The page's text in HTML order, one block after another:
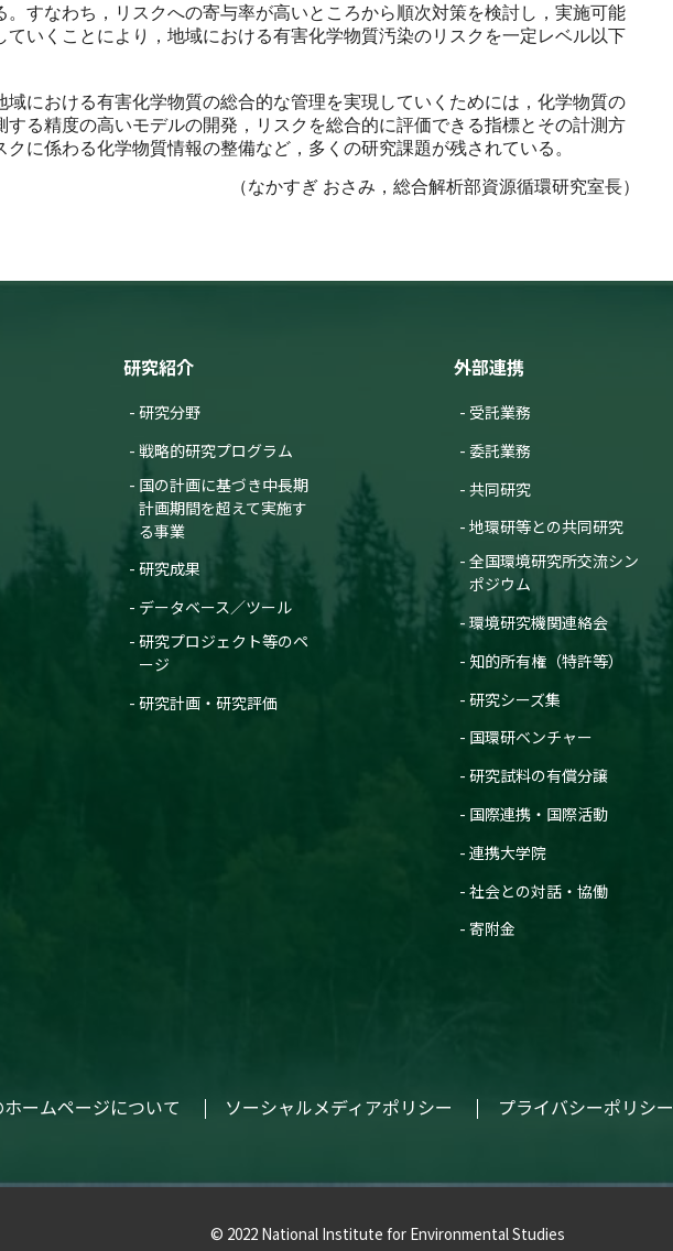
。すなわち，リスクへの寄与率が高いところから順次対策を検討し，実施可能
ていくことにより，地域における有害化学物質汚染のリスクを一定レベル以下
における有害化学物質の総合的な管理を実現していくためには，化学物質の
する精度の高いモデルの開発，リスクを総合的に評価できる指標とその計測方
クに係わる化学物質情報の整備など，多くの研究課題が残されている。
（なかすぎ おさみ，総合解析部資源循環研究室長）
研究紹介
研究分野
戦略的研究プログラム
国の計画に基づき中長期
計画期間を超えて実施す
る事業
研究成果
データベース／ツール
研究プロジェクト等のペ
ージ
研究計画・研究評価
外部連携
受託業務
委託業務
共同研究
地環研等との共同研究
全国環境研究所交流シン
ポジウム
環境研究機関連絡会
知的所有権（特許等）
研究シーズ集
国環研ベンチャー
研究試料の有償分譲
国際連携・国際活動
連携大学院
社会との対話・協働
寄附金
ホームページについて ソーシャルメディアポリシー プライバシーポリシー
© 2022 National Institute for Environmental Studies